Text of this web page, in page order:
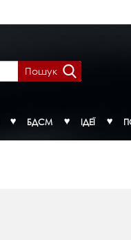
Пошук
БДСМ ІДЕЇ